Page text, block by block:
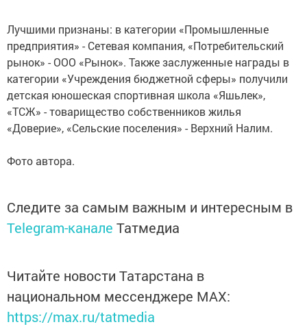
Лучшими признаны: в категории «Промышленные
предприятия» - Сетевая компания, «Потребительский
рынок» - ООО «Рынок». Также заслуженные награды в
категории «Учреждения бюджетной сферы» получили
детская юношеская спортивная школа «Яшьлек»,
«ТСЖ» - товарищество собственников жилья
«Доверие», «Сельские поселения» - Верхний Налим.
Фото автора.
Следите за самым важным и интересным в
Telegram-канале Татмедиа
Читайте новости Татарстана в
национальном мессенджере MАХ:
https://max.ru/tatmedia